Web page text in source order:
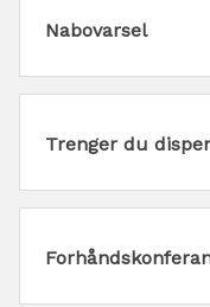
Nabovarsel
Trenger du